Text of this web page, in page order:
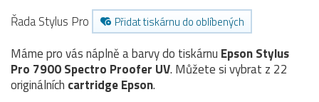
Řada Stylus Pro Přidat tiskárnu do oblíbených
Máme pro vás náplně a barvy do tiskárnu Epson Stylus
Pro 7900 Spectro Proofer UV. Můžete si vybrat z 22
originálních cartridgeEpson.